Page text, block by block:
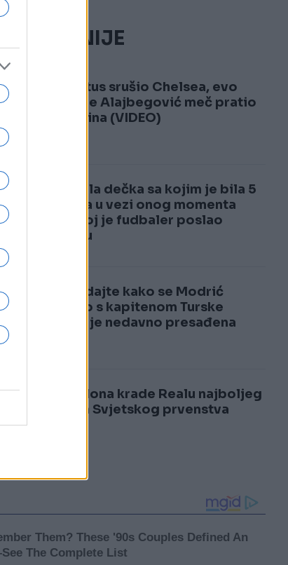
Juventus srušio Chelsea, evo
zašto je Alajbegović meč pratio
sa tribina (VIDEO)
Ostavila dečka sa kojim je bila 5
godina u vezi onog momenta
kada joj je fudbaler poslao
poruku
Pogledajte kako se Modrić
našalio s kapitenom Turske
kojem je nedavno presađena
Barcelona krade Realu najboljeg
igrača Svjetskog prvenstva